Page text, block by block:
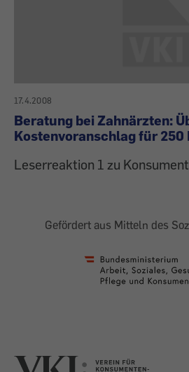
17.4.2008
Beratung bei Zahnärzten:
Kostenvoranschlag für 250
Leserreaktion 1 zu
Gefördert aus Mitteln des